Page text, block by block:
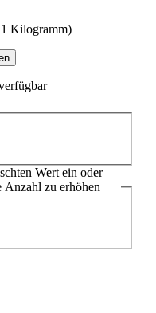
Kilogramm)
Wert ein oder
Anzahl zu erhöhen